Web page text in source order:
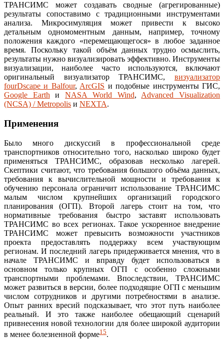
ТРАНСИМС может создавать сводные (агрегированные)
результаты сопоставимо с традиционными инструментами
анализа. Микросимуляция может привести к высоко
детальным одномоментным данным, например, точному
положения каждого «перемещающегося» в любое заданное
время. Поскольку такой объём данных трудно осмыслить,
результаты нужно визуализировать эффективно. Инструменты
визуализации, наиболее часто используются, включают
оригинальный визуализатор ТРАНСИМС, визуализатор
fourDscape и Balfour, ArcGIS и подобные инструменты ГИС,
Google Earth иNASA World Wind, Advanced Visualization
(NCSA) / Metropolis и NEXTA.
Применения
Было много дискуссий в профессиональной среде
транспортников относительно того, насколько широко будет
применяться ТРАНСИМС, образовав несколько лагерей.
Скептики считают, что требования большого объёма данных,
требования к вычислительной мощности и требования к
обучению персонала ограничит использование ТРАНСИМС
малым числом крупнейших организаций городского
планирования (ОГП). Второй лагерь стоит на том, что
нормативные требования быстро заставят использовать
ТРАНСИМС во всех регионах. Такое ускоренное внедрение
ТРАНСИМС может превысить возможности участников
проекта предоставлять поддержку всем участвующим
регионам. И последний лагерь придерживается мнения, что в
начале ТРАНСИМС и вправду будет использоваться в
основном только крупных ОГП с особенно сложными
транспортными проблемами. Впоследствии, ТРАНСИМС
может развиться в версии, более подходящие ОГП с меньшим
числом сотрудников и другими потребностями в анализе.
Опыт ранних вресий подсказывает, что этот путь наиболее
реальный. И это также наиболее обещающий сценарий
привнесения новой технологии для более широкой аудитории
в менее болезненной форме15.